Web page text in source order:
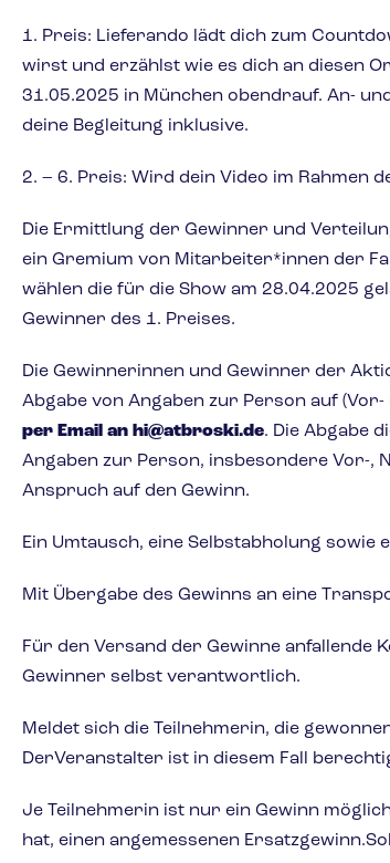
1. Preis: Lieferando lädt dich zum
wirst und erzählst wie es dich an diesen
31.05.2025 in München obendrauf. An-
deine Begleitung inklusive.
2. – 6. Preis: Wird dein Video im Rahmen
Die Ermittlung der Gewinner und
ein Gremium von Mitarbeiter*innen der
wählen die für die Show am 28.04.2025
Gewinner des 1. Preises.
Die Gewinnerinnen und Gewinner der
Abgabe von Angaben zur Person auf
per Email an hi@atbroski.de. Die Abgabe
Angaben zur Person, insbesondere Vor-,
Anspruch auf den Gewinn.
Ein Umtausch, eine Selbstabholung
Mit Übergabe des Gewinns an eine
Für den Versand der Gewinne anfallende
Gewinner selbst verantwortlich.
Meldet sich die Teilnehmerin, die
DerVeranstalter ist in diesem Fall
Je Teilnehmerin ist nur ein Gewinn
hat, einen angemessenen